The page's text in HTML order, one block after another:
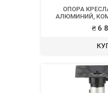
ОПОРА
АЛЮМИНИЙ,
₴6